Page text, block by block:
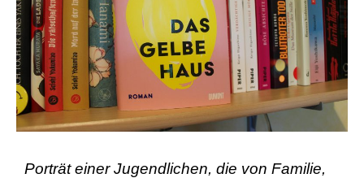
Porträt einer Jugendlichen, die von Familie,